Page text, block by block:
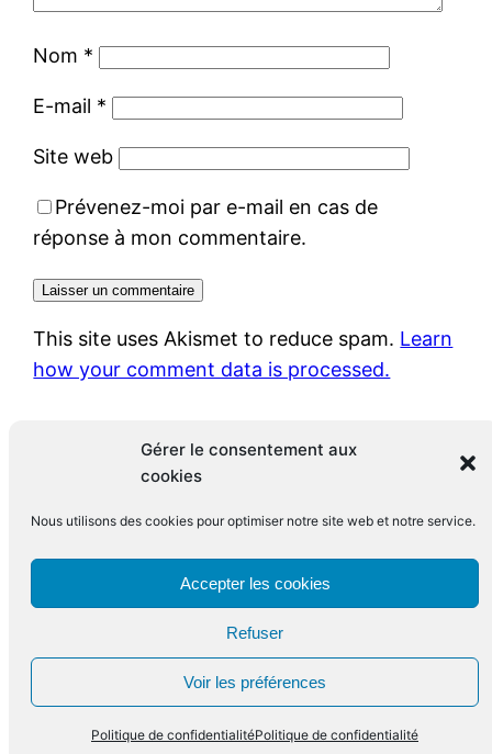
Gérer le consentement aux
cookies
Nous utilisons des cookies pour optimiser notre site web et notre service.
Accepter les cookies
Refuser
Voir les préférences
Politique de confidentialitéPolitique de confidentialité
Nom *
E-mail *
Site web
Prévenez-moi par e-mail en cas de
réponse à mon commentaire.
This site uses Akismet to reduce spam. Learn
how your comment data is processed.
Le blog de François Leclerc